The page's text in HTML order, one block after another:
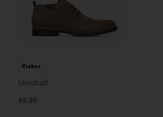
Rieker
Usedcalf
89.99